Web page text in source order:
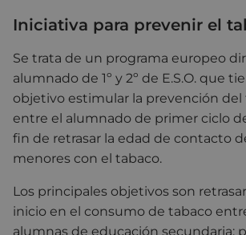
Iniciativa para prevenir el
Se trata de un programa europeo
alumnado de 1º y 2º de E.S.O. que
objetivo estimular la prevención
entre el alumnado de primer ciclo
fin de retrasar la edad de contacto
menores con el tabaco.
Los principales objetivos son
inicio en el consumo de tabaco
alumnas de educación secundaria;